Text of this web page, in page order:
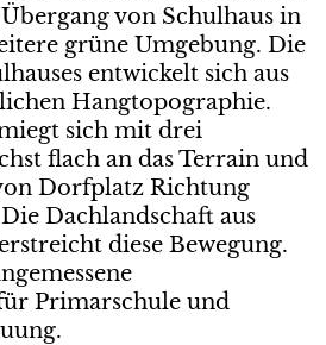
von Schulhaus in
grüne Umgebung. Die
entwickelt sich aus
Hangtopographie.
sich mit drei
flach an das Terrain und
Dorfplatz Richtung
Dachlandschaft aus
diese Bewegung.
Primarschule und